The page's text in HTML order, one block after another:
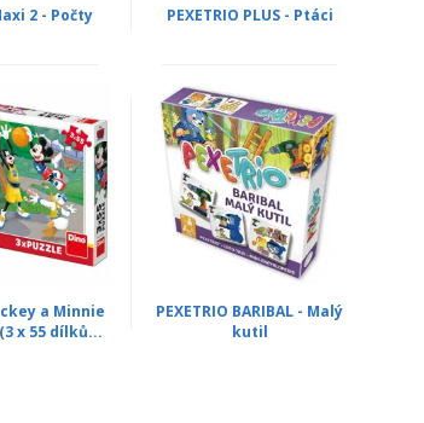
2 - Počty PEXETRIO PLUS - Ptáci
a Minnie
x 55 dílků...
PEXETRIO BARIBAL - Malý
kutil